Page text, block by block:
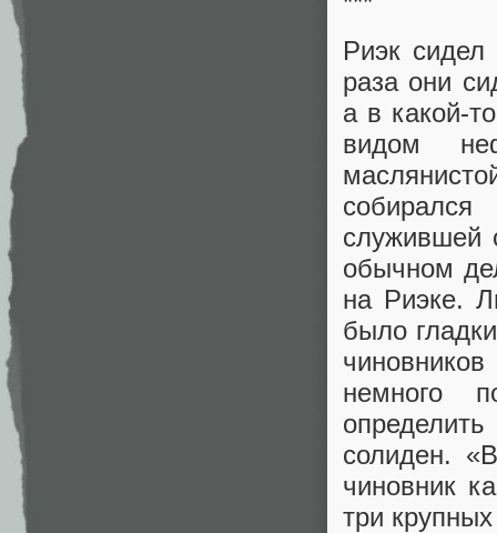
Риэк
раза они
а в какой-
видом
служившей
обычном
на Риэке.
было
немного
солиден.
чиновник
три